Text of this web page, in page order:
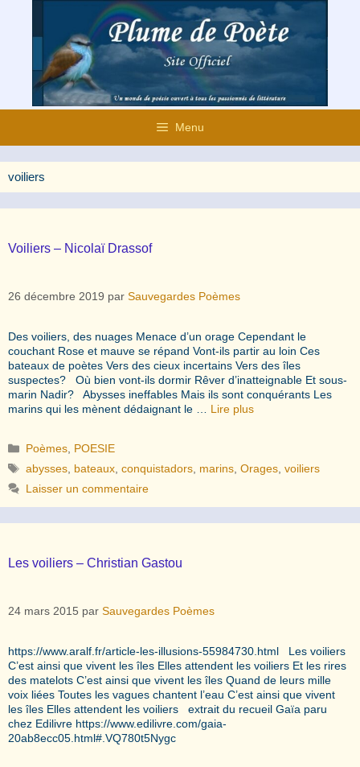
contenu
Menu
voiliers
Voiliers – Nicolaï Drassof
26 décembre 2019 par Sauvegardes Poèmes
Des voiliers, des nuages Menace d’un orage Cependant le
couchant Rose et mauve se répand Vont-ils partir au loin Ces
bateaux de poètes Vers des cieux incertains Vers des îles
suspectes? Où bien vont-ils dormir Rêver d’inatteignable Et sous-
marin Nadir? Abysses ineffables Mais ils sont conquérants Les
marins qui les mènent dédaignant le … Lire plus
Catégories
Poèmes POESIE
Étiquettes
abysses bateaux ,conquistadors marins ,Orages ,voiliers
Laisser un commentaire
Les voiliers – Christian Gastou
24 mars 2015 par Sauvegardes Poèmes
https://www.aralf.fr/article-les-illusions-55984730.html Les voiliers
C’est ainsi que vivent les îles Elles attendent les voiliers Et les rires
des matelots C’est ainsi que vivent les îles Quand de leurs mille
voix liées Toutes les vagues chantent l’eau C’est ainsi que vivent
les îles Elles attendent les voiliers extrait du recueil Gaïa paru
chez Edilivre https://www.edilivre.com/gaia-
20ab8ecc05.html#.VQ780t5Nygc